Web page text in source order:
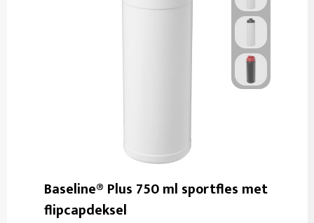
Baseline® Plus 750 ml sportfles met
flipcapdeksel